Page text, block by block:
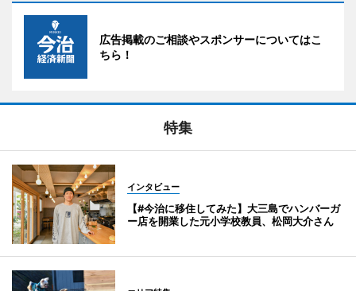
広告掲載のご相談やスポンサーについてはこ
ちら！
特集
インタビュー
【#今治に移住してみた】大三島でハンバーガ
ー店を開業した元小学校教員、松岡大介さん